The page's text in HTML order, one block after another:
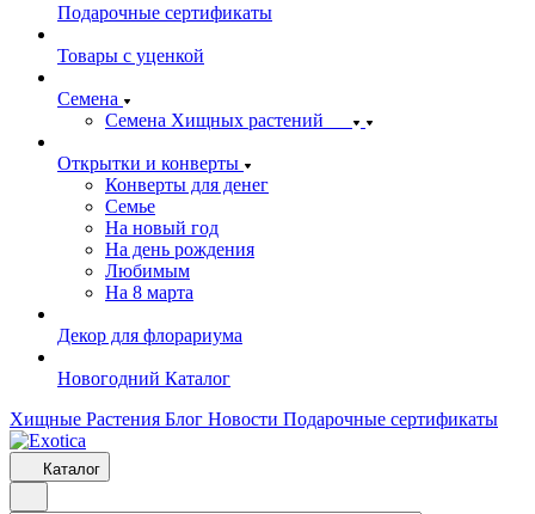
Подарочные сертификаты
Товары с уценкой
Семена
Семена Хищных растений
Открытки и конверты
Конверты для денег
Семье
На новый год
На день рождения
Любимым
На 8 марта
Декор для флорариума
Новогодний Каталог
Хищные Растения Блог Новости Подарочные сертификаты
Каталог